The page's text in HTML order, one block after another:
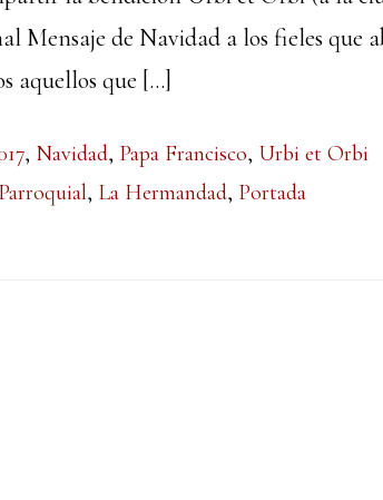
Mensaje de Navidad a los fieles que
aquellos que […]
, Navidad, Papa Francisco, Urbi et Orbi
, La Hermandad, Portada